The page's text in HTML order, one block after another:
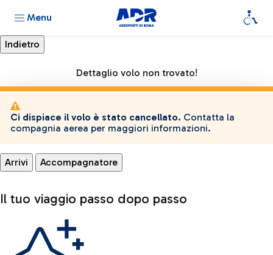
Menu
Dettaglio volo non trovato!
Ci dispiace il volo è stato cancellato. Contatta la
compagnia aerea per maggiori informazioni.
Arrivi Accompagnatore
Il tuo viaggio passo dopo passo